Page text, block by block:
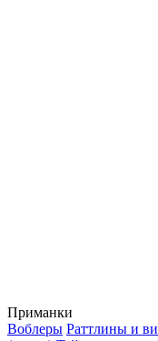
Приманки
Воблеры Раттлины и